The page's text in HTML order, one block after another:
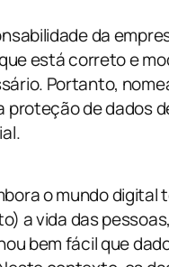
da
está correto e
Portanto,
proteção de dados
o mundo digital
a vida das pessoas,
bem fácil que